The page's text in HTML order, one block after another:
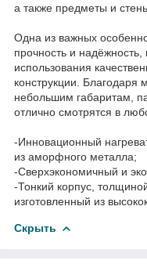
а также предметы и
Одна из важных
прочность и надёжность,
использования
конструкции. Благодаря
небольшим габаритам,
отлично смотрятся в
-Инновационный
из аморфного металла;
-Сверхэкономичный и
-Тонкий корпус,
изготовленный из
Скрыть